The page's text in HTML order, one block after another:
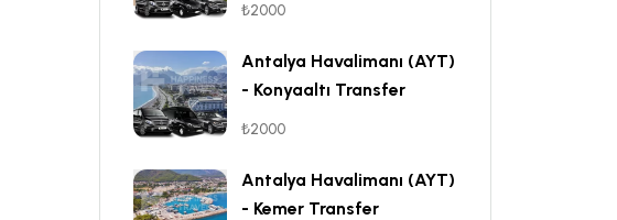
₺2000
Antalya Havalimanı (AYT)
- Konyaaltı Transfer
₺2000
Antalya Havalimanı (AYT)
- Kemer Transfer